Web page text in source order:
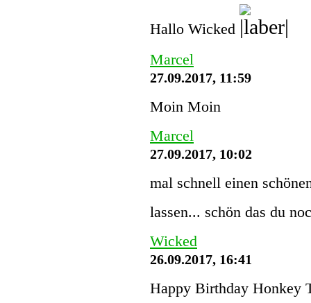
Hallo Wicked
Marcel
27.09.2017, 11:59
Moin Moin
Marcel
27.09.2017, 10:02
mal schnell einen
lassen... schön das du
Wicked
26.09.2017, 16:41
Happy Birthday Honkey